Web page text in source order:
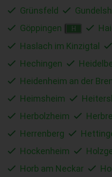
Grünsfeld
Göppingen
H
Haslach im Kinzigtal
Hechingen
Heidenheim an der
Heimsheim
Herbolzheim
Herrenberg
Hockenheim
Horb am Neckar